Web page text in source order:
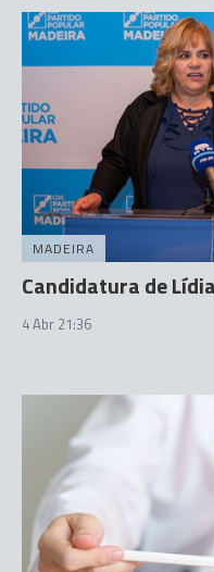
MADEIRA
Candidatura de
4 Abr 21:36